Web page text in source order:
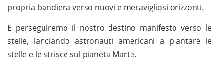
propria bandiera verso nuovi e meravigliosi orizzonti.
E perseguiremo il nostro destino manifesto verso le
stelle, lanciando astronauti americani a piantare le
stelle e le strisce sul pianeta Marte.